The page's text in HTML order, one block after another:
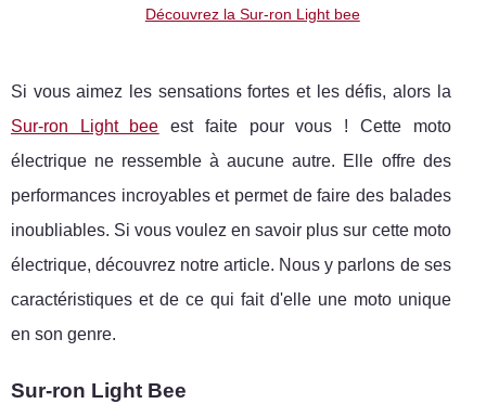
Découvrez la Sur-ron Light bee
Si vous aimez les sensations fortes et les défis, alors la
Sur-ron Light bee est faite pour vous ! Cette moto
électrique ne ressemble à aucune autre. Elle offre des
performances incroyables et permet de faire des balades
inoubliables. Si vous voulez en savoir plus sur cette moto
électrique, découvrez notre article. Nous y parlons de ses
caractéristiques et de ce qui fait d'elle une moto unique
en son genre.
Sur-ron Light Bee